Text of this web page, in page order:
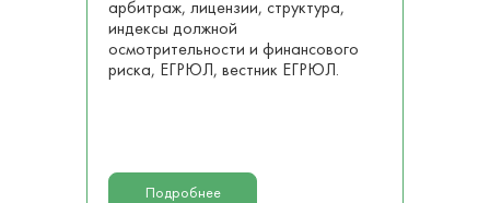
Подробнее
арбитраж, лицензии, структура,
индексы должной
осмотрительности и финансового
риска, ЕГРЮЛ, вестник ЕГРЮЛ.